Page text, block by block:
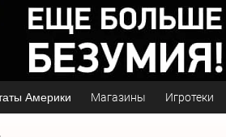
Америки Магазины Игротеки